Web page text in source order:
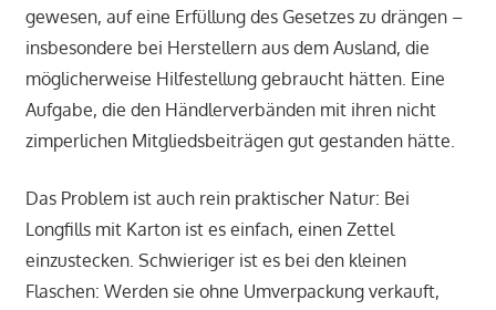
gewesen, auf eine Erfüllung des Gesetzes zu drängen –
insbesondere bei Herstellern aus dem Ausland, die
möglicherweise Hilfestellung gebraucht hätten. Eine
Aufgabe, die den Händlerverbänden mit ihren nicht
zimperlichen Mitgliedsbeiträgen gut gestanden hätte.
Das Problem ist auch rein praktischer Natur: Bei
Longfills mit Karton ist es einfach, einen Zettel
einzustecken. Schwieriger ist es bei den kleinen
Flaschen: Werden sie ohne Umverpackung verkauft,